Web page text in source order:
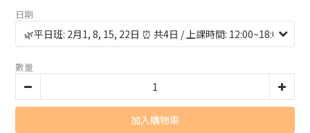
日期
數量
加入購物車